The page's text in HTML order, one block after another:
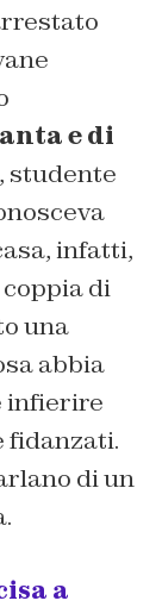
e di
studente
infatti,
di
una
abbia
infierire
fidanzati.
di un
a